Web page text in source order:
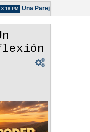
Una Pareja Que Ora Unida.